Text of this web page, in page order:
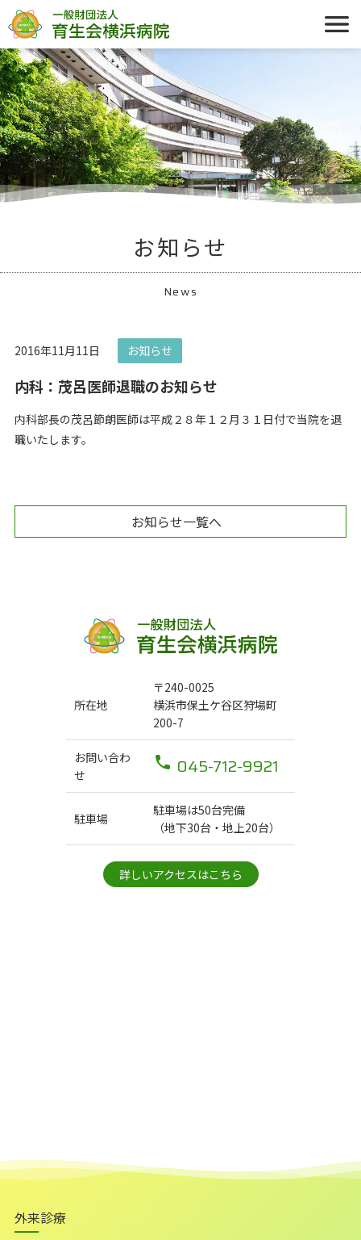
お知らせ
News
2016年11月11日 お知らせ
内科：茂呂医師退職のお知らせ
内科部長の茂呂節朗医師は平成２８年１２月３１日付で当院を退
職いたします。
お知らせ一覧へ
所在地
〒240-0025
横浜市保土ケ谷区狩場町
200-7
お問い合わ
せ
045-712-9921
駐車場
駐車場は50台完備
（地下30台・地上20台）
詳しいアクセスはこちら
外来診療